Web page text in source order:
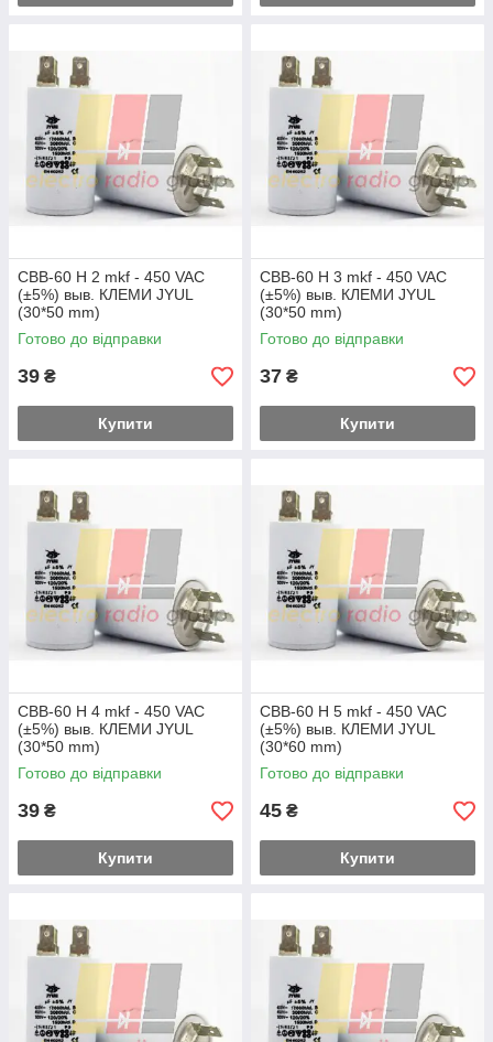
CBB-60 H 2 mkf - 450 VAC
(±5%) выв. КЛЕМИ JYUL
(30*50 mm)
Готово до відправки
39 ₴
Купити
CBB-60 H 3 mkf - 450 VAC
(±5%) выв. КЛЕМИ JYUL
(30*50 mm)
Готово до відправки
37 ₴
Купити
CBB-60 H 4 mkf - 450 VAC
(±5%) выв. КЛЕМИ JYUL
(30*50 mm)
Готово до відправки
39 ₴
Купити
CBB-60 H 5 mkf - 450 VAC
(±5%) выв. КЛЕМИ JYUL
(30*60 mm)
Готово до відправки
45 ₴
Купити